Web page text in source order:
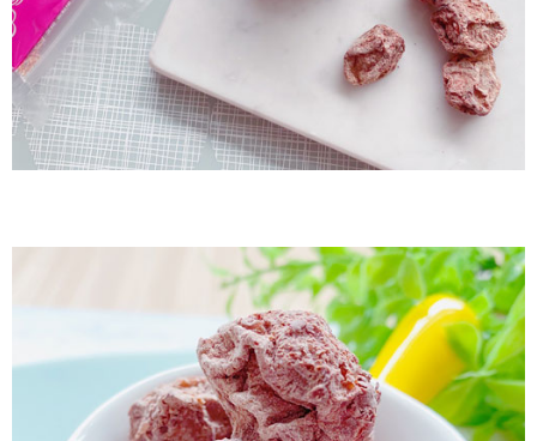
澎湖金門馬祖宅配到家
每筆NT$250
付款後門市自取
免運費